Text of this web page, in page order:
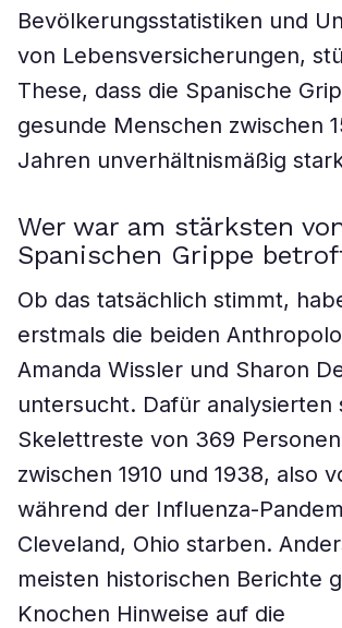
Bevölkerungsstatistiken und
von Lebensversicherungen,
These, dass die Spanische
gesunde Menschen zwischen
Jahren unverhältnismäßig
Wer war am stärksten
Spanischen Grippe
Ob das tatsächlich stimmt,
erstmals die beiden
Amanda Wissler und Sharon
untersucht. Dafür analysierten
Skelettreste von 369
zwischen 1910 und 1938, also
während der Influenza-
Cleveland, Ohio starben.
meisten historischen Berichte
Knochen Hinweise auf die